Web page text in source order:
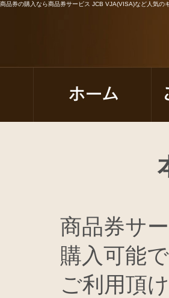
商品券の購入なら商品券サービス JCB VJA(VISA)など人気の
商品券サ
購入可能
ご利用頂